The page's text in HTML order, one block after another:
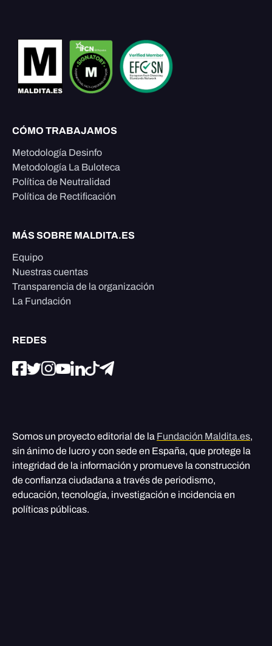
CÓMO TRABAJAMOS
Metodología Desinfo
Metodología La Buloteca
Política de Neutralidad
Política de Rectificación
MÁS SOBRE MALDITA.ES
Equipo
Nuestras cuentas
Transparencia de la organización
La Fundación
REDES
Somos un proyecto editorial de la Fundación Maldita.es,
sin ánimo de lucro y con sede en España, que protege la
integridad de la información y promueve la construcción
de confianza ciudadana a través de periodismo,
educación, tecnología, investigación e incidencia en
políticas públicas.